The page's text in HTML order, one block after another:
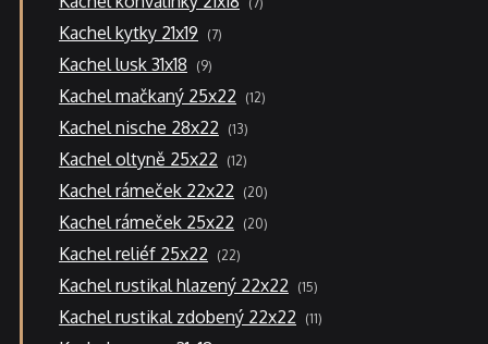
produktů
Kachel kytky 21x19 77
produktů
Kachel lusk 31x18 99
produktů
Kachel mačkaný 25x22 1212
produktů
Kachel nische 28x22 1313
produktů
Kachel oltyně 25x22 1212
produktů
Kachel rámeček 22x22 2020
produktů
Kachel rámeček 25x22 2020
produktů
Kachel reliéf 25x22 2222
produktů
Kachel rustikal hlazený 22x22 1515
produktů
Kachel rustikal zdobený 22x22 1111
produktů